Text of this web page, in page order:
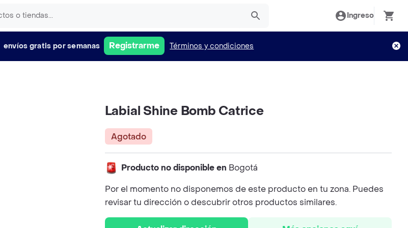
Ingreso
envíos gratis por semanas Registrarme Términos y condiciones
Labial Shine Bomb Catrice
Agotado
Producto no disponible en Bogotá
Por el momento no disponemos de este producto en tu zona. Puedes
revisar tu dirección o descubrir otros productos similares.